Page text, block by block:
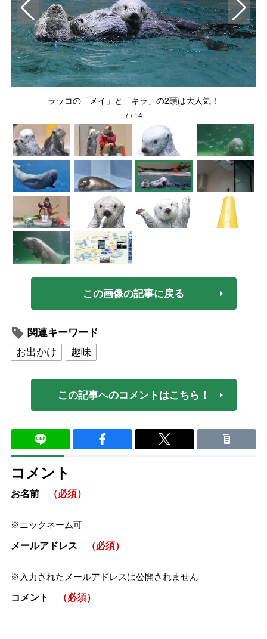
ラッコの「メイ」と「キラ」の2頭は大人気！
7 / 14
この画像の記事に戻る
関連キーワード
お出かけ
趣味
この記事へのコメントはこちら！
コメント
お名前 （必須）
ニックネーム可
メールアドレス （必須）
入力されたメールアドレスは公開されません
コメント （必須）